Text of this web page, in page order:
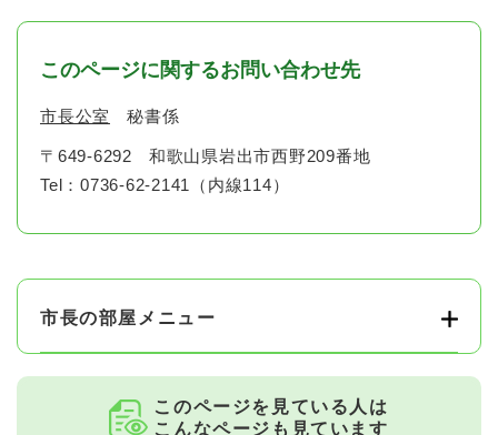
このページに関するお問い合わせ先
市長公室 秘書係
〒649-6292
和歌山県岩出市西野209番地
Tel：0736-62-2141（内線114）
市長の部屋メニュー
このページを見ている人は
こんなページも見ています